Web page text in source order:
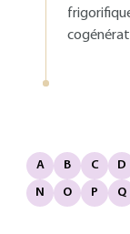
A B C D
N
O P Q